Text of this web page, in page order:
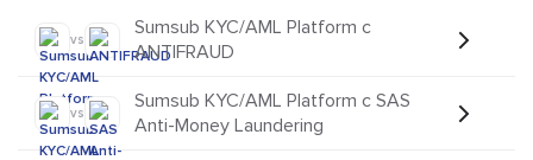
vs
Sumsub KYC/AML Platform с
ANTIFRAUD
vs
Sumsub KYC/AML Platform с SAS
Anti-Money Laundering